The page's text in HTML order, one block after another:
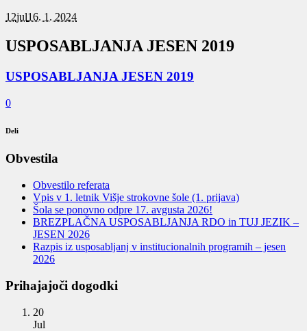
12jul16. 1. 2024
USPOSABLJANJA JESEN 2019
USPOSABLJANJA JESEN 2019
0
Deli
Obvestila
Obvestilo referata
Vpis v 1. letnik Višje strokovne šole (1. prijava)
Šola se ponovno odpre 17. avgusta 2026!
BREZPLAČNA USPOSABLJANJA RDO in TUJ JEZIK –
JESEN 2026
Razpis iz usposabljanj v institucionalnih programih – jesen
2026
Prihajajoči dogodki
20
Jul